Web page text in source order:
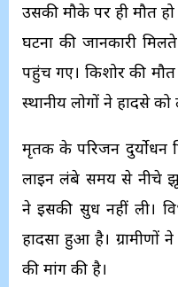
उसकी मौके पर ही मौत हो
घटना की जानकारी
पहुंच गए। किशोर की मौत
स्थानीय लोगों ने हादसे
मृतक के परिजन दुर्योधन
लाइन लंबे समय से नीचे
ने इसकी सुध नहीं ली।
हादसा हुआ है। ग्रामीणों
की मांग की है।